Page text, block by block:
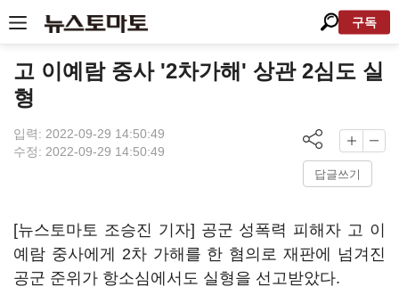
구독
고 이예람 중사 '2차가해' 상관 2심도 실
형
입력: 2022-09-29 14:50:49
수정: 2022-09-29 14:50:49
답글쓰기
[뉴스토마토 조승진 기자] 공군 성폭력 피해자 고 이
예람 중사에게 2차 가해를 한 혐의로 재판에 넘겨진
공군 준위가 항소심에서도 실형을 선고받았다.